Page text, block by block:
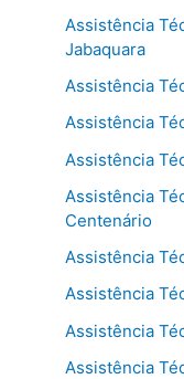
Assistência
Jabaquara
Assistência
Assistência
Assistência
Assistência
Centenário
Assistência
Assistência
Assistência
Assistência